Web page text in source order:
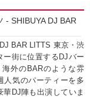
- SHIBUYA DJ BAR
BAR LITTS 東京・渋
ー街に位置するDJバー
海外のBARのような雰
人気のパーティーを多
華DJ陣も出演していま